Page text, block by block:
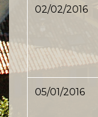
02/02/2016
05/01/2016